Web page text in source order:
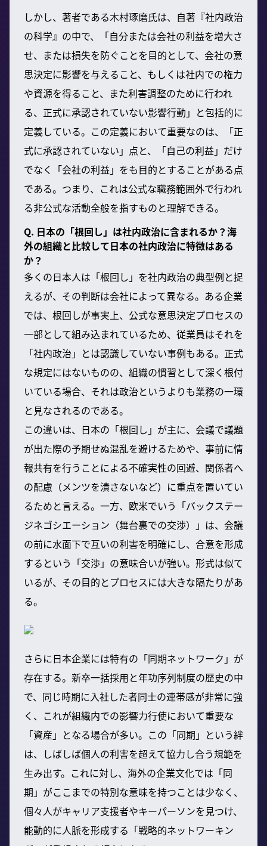
しかし、著者である木村琢磨氏は、自著『社内政治
の科学』の中で、「自分または会社の利益を増大さ
せ、または損失を防ぐことを目的として、会社の意
思決定に影響を与えること、もしくは社内での権力
や資源を得ること、また利害調整のために行われ
る、正式に承認されていない影響行動」と包括的に
定義している。この定義において重要なのは、「正
式に承認されていない」点と、「自己の利益」だけ
でなく「会社の利益」をも目的とすることがある点
である。つまり、これは公式な職務範囲外で行われ
る非公式な活動全般を指すものと理解できる。
Q. 日本の「根回し」は社内政治に含まれるか？海
外の組織と比較して日本の社内政治に特徴はある
か？
多くの日本人は「根回し」を社内政治の典型例と捉
えるが、その判断は会社によって異なる。ある企業
では、根回しが事実上、公式な意思決定プロセスの
一部として組み込まれているため、従業員はそれを
「社内政治」とは認識していない事例もある。正式
な規定にはないものの、組織の慣習として深く根付
いている場合、それは政治というよりも業務の一環
と見なされるのである。
この違いは、日本の「根回し」が主に、会議で議題
が出た際の予期せぬ混乱を避けるためや、事前に情
報共有を行うことによる不確実性の回避、関係者へ
の配慮（メンツを潰さないなど）に重点を置いてい
るためと言える。一方、欧米でいう「バックステー
ジネゴシエーション（舞台裏での交渉）」は、会議
の前に水面下で互いの利害を明確にし、合意を形成
するという「交渉」の意味合いが強い。形式は似て
いるが、その目的とプロセスには大きな隔たりがあ
る。
さらに日本企業には特有の「同期ネットワーク」が
存在する。新卒一括採用と年功序列制度の歴史の中
で、同じ時期に入社した者同士の連帯感が非常に強
く、これが組織内での影響力行使において重要な
「資産」となる場合が多い。この「同期」という絆
は、しばしば個人の利害を超えて協力し合う規範を
生み出す。これに対し、海外の企業文化では「同
期」がここまでの特別な意味を持つことは少なく、
個々人がキャリア支援者やキーパーソンを見つけ、
能動的に人脈を形成する「戦略的ネットワーキン